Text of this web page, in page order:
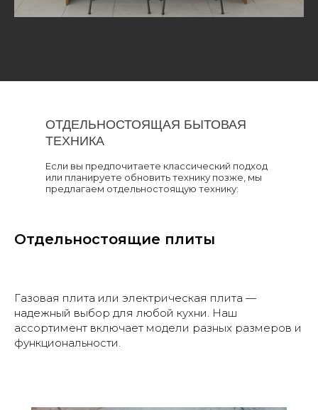
Если вы предпочитаете классический подход
или планируете обновить технику позже, мы
предлагаем отдельностоящую технику:
ОТДЕЛЬНОСТОЯЩАЯ БЫТОВАЯ
ТЕХНИКА
Отдельностоящие плиты
Газовая плита или электрическая плита —
надежный выбор для любой кухни. Наш
ассортимент включает модели разных размеров и
функциональности.